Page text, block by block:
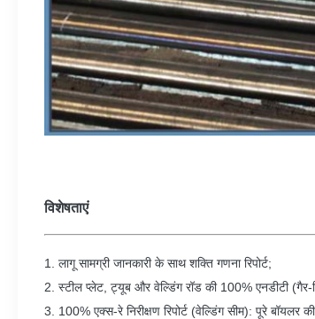
विशेषताएं
1. लागू सामग्री जानकारी के साथ शक्ति गणना रिपोर्ट;
2. स्टील प्लेट, ट्यूब और वेल्डिंग रॉड की 100% एनडीटी (गैर-
3. 100% एक्स-रे निरीक्षण रिपोर्ट (वेल्डिंग सीम): पूरे बॉयलर